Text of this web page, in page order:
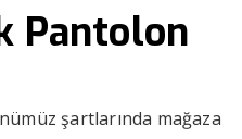
Pantolon
şartlarında mağaza